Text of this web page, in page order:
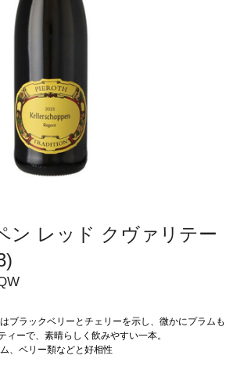
ン レッド クヴァリテー
ブラックベリーとチェリーを示し、微かにプラムも
ーで、素晴らしく飲みやすい一本。
、ベリー類などと好相性